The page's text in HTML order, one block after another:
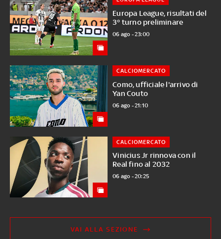
Europa League, risultati del
3° turno preliminare
06 ago - 23:00
Como, ufficiale l'arrivo di
Yan Couto
CALCIOMERCATO
06 ago - 21:10
Vinicius Jr rinnova con il
Real fino al 2032
CALCIOMERCATO
06 ago - 20:25
VAI ALLA SEZIONE